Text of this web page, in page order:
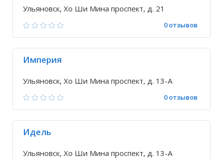
Ульяновск, Хо Ши Мина проспект, д. 21
0 отзывов
Империя
Ульяновск, Хо Ши Мина проспект, д. 13-А
0 отзывов
Идель
Ульяновск, Хо Ши Мина проспект, д. 13-А